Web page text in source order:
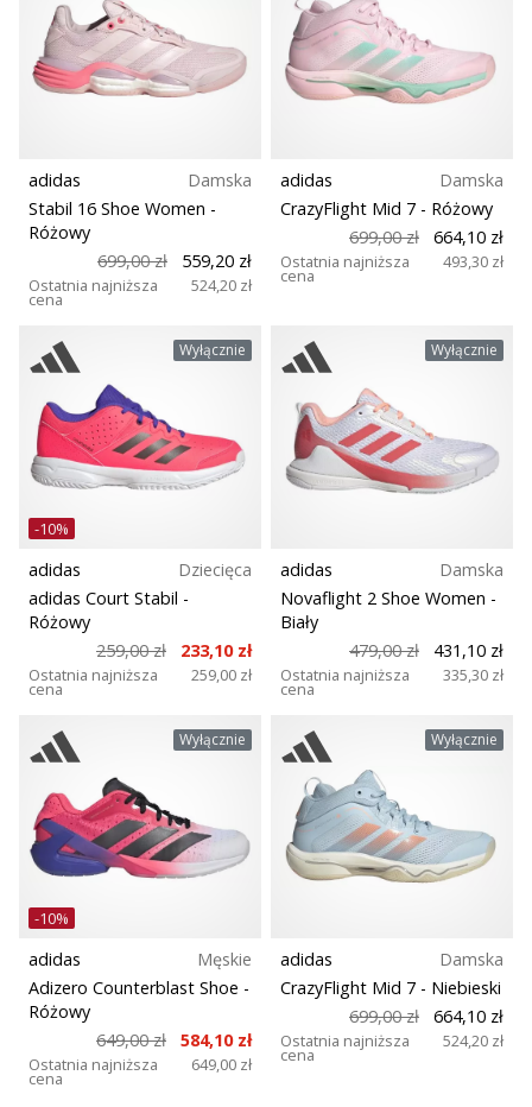
adidas
Damska
Stabil 16 Shoe Women -
Różowy
699,00 zł
559,20 zł
Ostatnia najniższa
cena
524,20 zł
adidas
Damska
CrazyFlight Mid 7 - Różowy
699,00 zł
664,10 zł
Ostatnia najniższa
cena
493,30 zł
Wyłącznie
-10%
adidas
Dziecięca
adidas Court Stabil -
Różowy
259,00 zł
233,10 zł
Ostatnia najniższa
cena
259,00 zł
Wyłącznie
adidas
Damska
Novaflight 2 Shoe Women -
Biały
479,00 zł
431,10 zł
Ostatnia najniższa
cena
335,30 zł
Wyłącznie
-10%
adidas
Męskie
Adizero Counterblast Shoe -
Różowy
649,00 zł
584,10 zł
Ostatnia najniższa
cena
649,00 zł
Wyłącznie
adidas
Damska
CrazyFlight Mid 7 - Niebieski
699,00 zł
664,10 zł
Ostatnia najniższa
cena
524,20 zł